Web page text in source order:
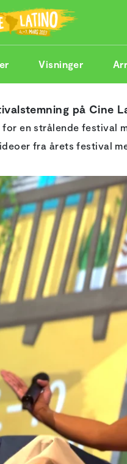
Visninger
på Cine
for en strålende festival
fra årets festival